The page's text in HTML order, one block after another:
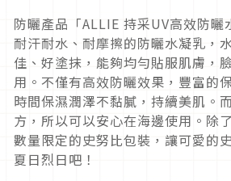
防曬產品「ALLIE 持采UV高效防曬
耐汗耐水、耐摩擦的防曬水凝乳，
佳、好塗抹，能夠均勻貼服肌膚，
用。不僅有高效防曬效果，豐富的
時間保濕潤澤不黏膩，持續美肌。
方，所以可以安心在海邊使用。除
數量限定的史努比包裝，讓可愛的
夏日烈日吧！